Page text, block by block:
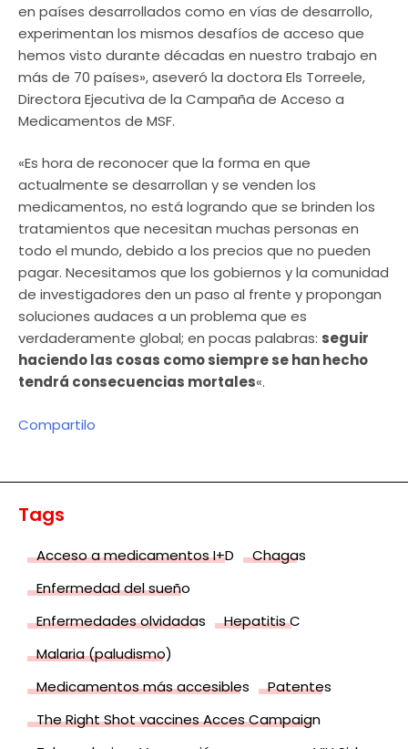
en países desarrollados como en vías de desarrollo,
experimentan los mismos desafíos de acceso que
hemos visto durante décadas en nuestro trabajo en
más de 70 países», aseveró la doctora Els Torreele,
Directora Ejecutiva de la Campaña de Acceso a
Medicamentos de MSF.
«Es hora de reconocer que la forma en que
actualmente se desarrollan y se venden los
medicamentos, no está logrando que se brinden los
tratamientos que necesitan muchas personas en
todo el mundo, debido a los precios que no pueden
pagar. Necesitamos que los gobiernos y la comunidad
de investigadores den un paso al frente y propongan
soluciones audaces a un problema que es
verdaderamente global; en pocas palabras: seguir
haciendo las cosas como siempre se han hecho
tendrá consecuencias mortales«.
Compartilo
Tags
Acceso a medicamentos I+D
Chagas
Enfermedad del sueño
Enfermedades olvidadas
Hepatitis C
Malaria (paludismo)
Medicamentos más accesibles
Patentes
The Right Shot vaccines Acces Campaign